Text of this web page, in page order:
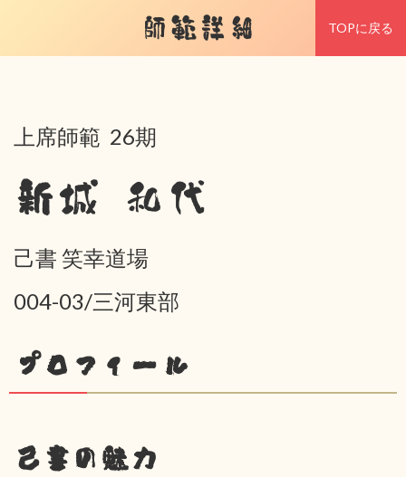
師範詳細 TOPに戻る
上席師範 26期
新城 和代
己書 笑幸道場
004-03/三河東部
プロフィール
己書の魅力